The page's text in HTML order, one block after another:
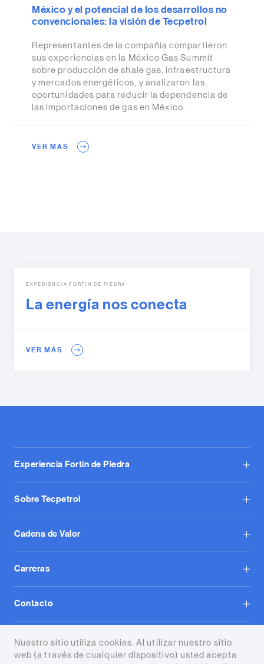
México y el potencial de los desarrollos no
convencionales: la visión de Tecpetrol
Representantes de la compañía compartieron
sus experiencias en la México Gas Summit
sobre producción de shale gas, infraestructura
y mercados energéticos, y analizaron las
oportunidades para reducir la dependencia de
las importaciones de gas en México.
VER MAS
EXPERIENCIA FORTÍN DE PIEDRA
La energía nos conecta
VER MÁS
Experiencia Fortín de Piedra
Sobre Tecpetrol
Cadena de Valor
Carreras
Contacto
Tecpetrol S.A.
Nuestro sitio utiliza cookies. Al utilizar nuestro sitio
web (a través de cualquier dispositivo) usted acepta